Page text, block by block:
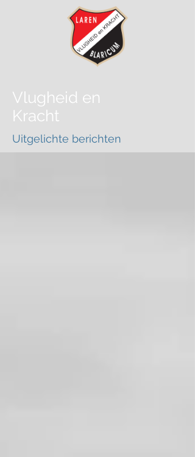
Vlugheid en
Kracht
Uitgelichte berichten